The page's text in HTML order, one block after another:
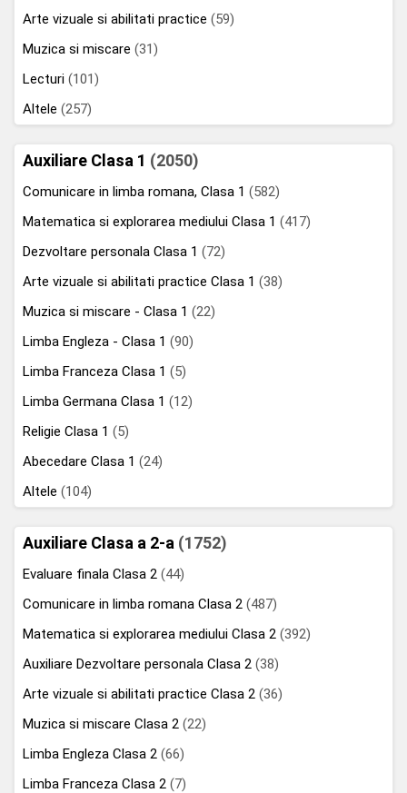
Arte vizuale si abilitati practice (59)
Muzica si miscare (31)
Lecturi (101)
Altele (257)
Auxiliare Clasa 1 (2050)
Comunicare in limba romana, Clasa 1 (582)
Matematica si explorarea mediului Clasa 1 (417)
Dezvoltare personala Clasa 1 (72)
Arte vizuale si abilitati practice Clasa 1 (38)
Muzica si miscare - Clasa 1 (22)
Limba Engleza - Clasa 1 (90)
Limba Franceza Clasa 1 (5)
Limba Germana Clasa 1 (12)
Religie Clasa 1 (5)
Abecedare Clasa 1 (24)
Altele (104)
Auxiliare Clasa a 2-a (1752)
Evaluare finala Clasa 2 (44)
Comunicare in limba romana Clasa 2 (487)
Matematica si explorarea mediului Clasa 2 (392)
Auxiliare Dezvoltare personala Clasa 2 (38)
Arte vizuale si abilitati practice Clasa 2 (36)
Muzica si miscare Clasa 2 (22)
Limba Engleza Clasa 2 (66)
Limba Franceza Clasa 2 (7)